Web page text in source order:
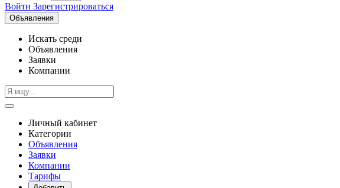
Войти Зарегистрироваться
Объявления
Искать среди
Объявления
Заявки
Компании
Личный кабинет
Категории
Объявления
Заявки
Компании
Тарифы